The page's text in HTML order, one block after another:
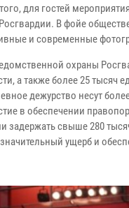
для гостей
В фойе
и современные
охраны
а также более 25
дежурство несут
в обеспечении
задержать свыше 280
ущерб и